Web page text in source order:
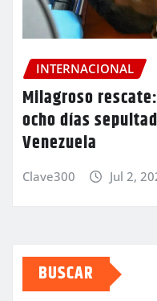
INTERNACIONAL
Milagroso
ocho días
Venezuela
Clave300 Jul 2,
BUSCAR